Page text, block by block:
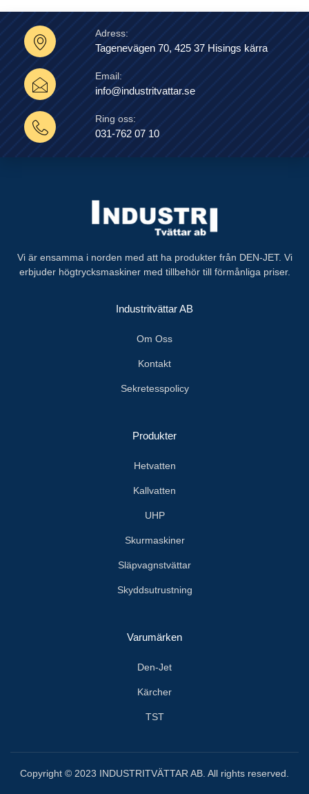
Adress:
Tagenevägen 70, 425 37 Hisings kärra
Email:
info@industritvattar.se
Ring oss:
031-762 07 10
Vi är ensamma i norden med att ha produkter från DEN-JET. Vi
erbjuder högtrycksmaskiner med tillbehör till förmånliga priser.
Industritvättar AB
Om Oss
Kontakt
Sekretesspolicy
Produkter
Hetvatten
Kallvatten
UHP
Skurmaskiner
Släpvagnstvättar
Skyddsutrustning
Varumärken
Den-Jet
Kärcher
TST
Copyright © 2023 INDUSTRITVÄTTAR AB. All rights reserved.